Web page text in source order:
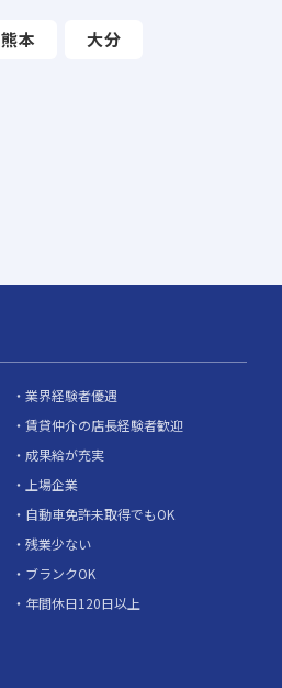
熊本 大分
業界経験者優遇
賃貸仲介の店長経験者歓迎
成果給が充実
上場企業
自動車免許未取得でもOK
残業少ない
ブランクOK
年間休日120日以上